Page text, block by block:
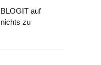
auf
zu